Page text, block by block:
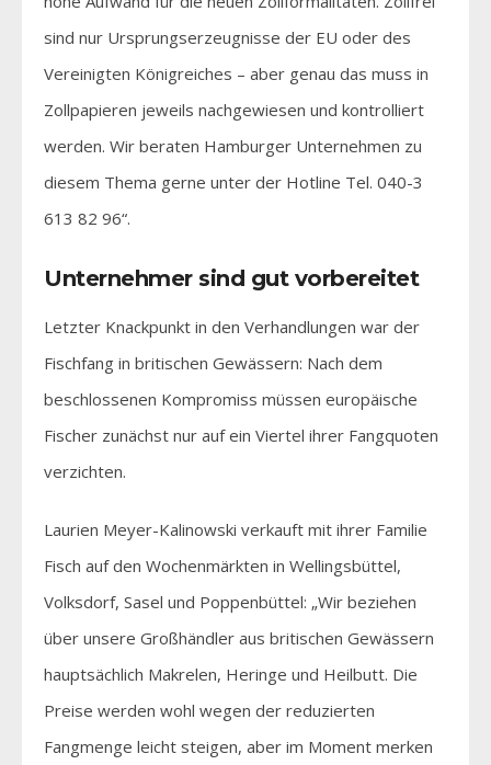
sind nur Ursprungserzeugnisse der EU oder des
Vereinigten Königreiches – aber genau das muss in
Zollpapieren jeweils nachgewiesen und kontrolliert
werden. Wir beraten Hamburger Unternehmen zu
diesem Thema gerne unter der Hotline Tel. 040-3
613 82 96“.
Unternehmer sind gut vorbereitet
Letzter Knackpunkt in den Verhandlungen war der
Fischfang in britischen Gewässern: Nach dem
beschlossenen Kompromiss müssen europäische
Fischer zunächst nur auf ein Viertel ihrer Fangquoten
verzichten.
Laurien Meyer-Kalinowski verkauft mit ihrer Familie
Fisch auf den Wochenmärkten in Wellingsbüttel,
Volksdorf, Sasel und Poppenbüttel: „Wir beziehen
über unsere Großhändler aus britischen Gewässern
hauptsächlich Makrelen, Heringe und Heilbutt. Die
Preise werden wohl wegen der reduzierten
Fangmenge leicht steigen, aber im Moment merken